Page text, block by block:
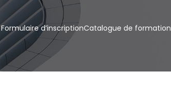
Formulaire d’inscriptionCatalogue de formation